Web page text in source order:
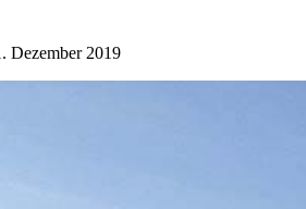
Dezember 2019